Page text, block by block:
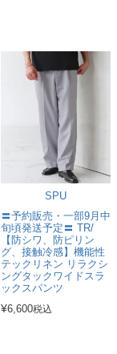
SPU
〓予約販売・一部9月中
旬頃発送予定〓 TR/
【防シワ、防ピリン
グ、接触冷感】機能性
テックリネン リラクシ
ングタックワイドスラ
ックスパンツ
¥6,600税込